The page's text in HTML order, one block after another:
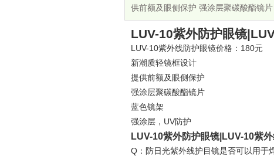
供前额及眼侧保护 强涂层聚碳酸酯镜
防护眼镜常见问题与解答
LUV-10紫外防护眼镜
LUV-10紫外线防护眼镜价格：180元
新潮质轻镜框设计
提供前额及眼侧保护
强涂层聚碳酸酯镜片
蓝色镜架
强涂层，UV防护
LUV-10紫外防护眼镜|LUV-10紫
Q：防日光紫外线护目镜是否可以用于